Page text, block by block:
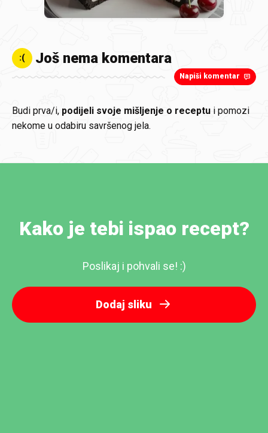
:( Još nema komentara
Napiši komentar
Budi prva/i, podijeli svoje mišljenje o receptu i pomozi
nekome u odabiru savršenog jela.
Kako je tebi ispao recept?
Poslikaj i pohvali se! :)
Dodaj sliku